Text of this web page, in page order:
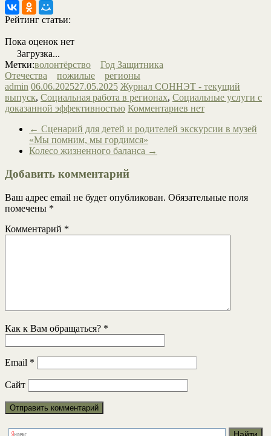
Рейтинг статьи:
Пока оценок нет
Загрузка...
Метки:волонтёрство
Год Защитника
Отечества
пожилые
регионы
admin 06.06.202527.05.2025 Журнал СОННЭТ - текущий
выпуск, Социальная работа в регионах, Социальные услуги с
доказанной эффективностью Комментариев нет
← Сценарий для детей и родителей экскурсии в музей
«Мы помним, мы гордимся»
Колесо жизненного баланса →
Добавить комментарий
Ваш адрес email не будет опубликован. Обязательные поля
помечены *
Комментарий *
Как к Вам обращаться? *
Email *
Сайт